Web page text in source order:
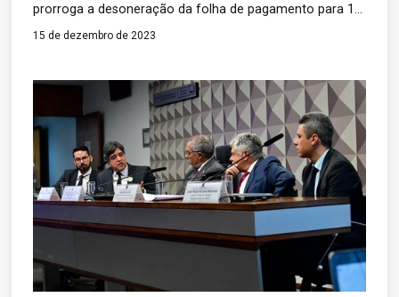
prorroga a desoneração da folha de pagamento para 17
setores da economia. O texto, que havia sido vetado
[…]
15 de dezembro de 2023